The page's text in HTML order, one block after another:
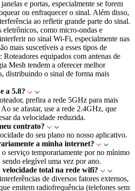
e portas, especialmente se forem
ou enfraquecer o sinal. Além disso,
ao refletir grande parte do sinal.
como micro-ondas e
no sinal Wi-Fi, especialmente nas
mais suscetíveis a esses tipos de
equipados com antenas de
Mesh tendem a oferecer melhor
distribuindo o sinal de forma mais
a 5.8?
prefira a rede 5GHz para mais
se afastar, use a rede 2.4GHz, que
da velocidade reduzida.
contrato?
do seu plano no nosso aplicativo.
a minha internet?
o serviço temporariamente por no mínimo
elegível uma vez por ano.
velocidade total na rede wifi?
de diversos fatores externos,
emitem radiofrequência (telefones sem